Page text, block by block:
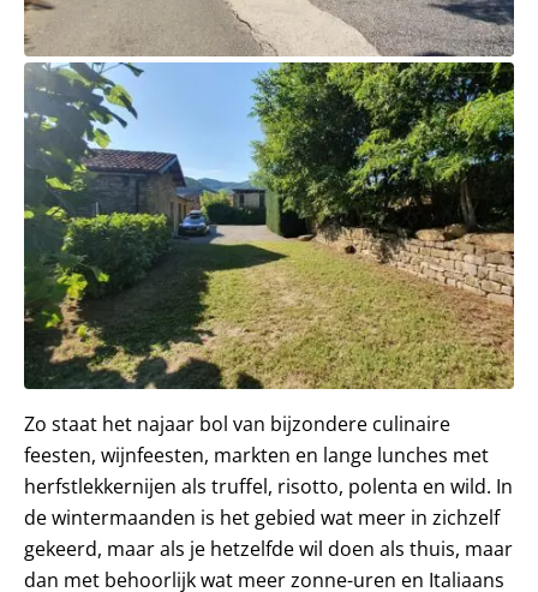
Zo staat het najaar bol van bijzondere culinaire
feesten, wijnfeesten, markten en lange lunches met
herfstlekkernijen als truffel, risotto, polenta en wild. In
de wintermaanden is het gebied wat meer in zichzelf
gekeerd, maar als je hetzelfde wil doen als thuis, maar
dan met behoorlijk wat meer zonne-uren en Italiaans